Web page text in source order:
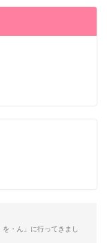
を・ん」に行ってきまし